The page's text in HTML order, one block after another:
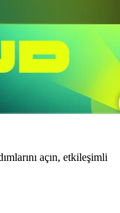
açın, etkileşimli